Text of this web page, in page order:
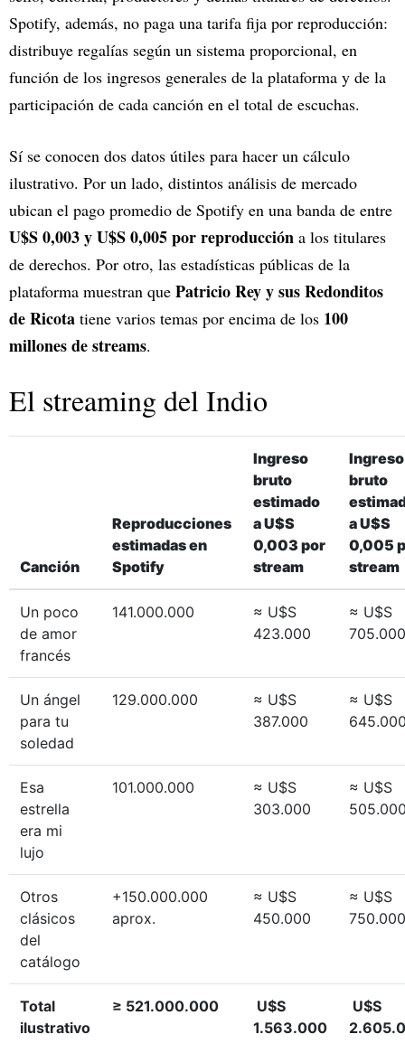
Spotify, además, no paga una tarifa fija por reproducción:
distribuye regalías según un sistema proporcional, en
función de los ingresos generales de la plataforma y de la
participación de cada canción en el total de escuchas.
Sí se conocen dos datos útiles para hacer un cálculo
ilustrativo. Por un lado, distintos análisis de mercado
ubican el pago promedio de Spotify en una banda de entre
U$S 0,003 y U$S 0,005 por reproducción a los titulares
de derechos. Por otro, las estadísticas públicas de la
plataforma muestran que Patricio Rey y sus Redonditos
de Ricota tiene varios temas por encima de los 100
millones de streams.
El streaming del Indio
Canción
Reproducciones
estimadas en
Spotify
Ingreso
bruto
estimado
a U$S
0,003 por
stream
Ingreso
bruto
a U$S
0,005
stream
Un poco
de amor
francés
141.000.000
≈ U$S
423.000
≈ U$S
705.000
Un ángel
para tu
soledad
129.000.000
≈ U$S
387.000
≈ U$S
Esa
estrella
era mi
lujo
101.000.000
≈ U$S
303.000
≈ U$S
Otros
clásicos
del
catálogo
+150.000.000
aprox.
≈ U$S
450.000
≈ U$S
750.000
Total
ilustrativo
≥ 521.000.000
U$S
1.563.000
U$S